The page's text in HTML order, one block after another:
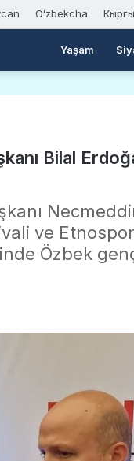
Oʻzbekcha
Yaşam
Bilal
ve
Özbek